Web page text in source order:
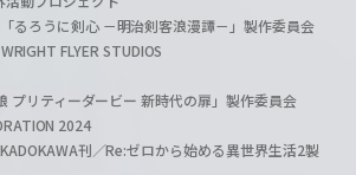
るろうに剣心 －明治剣客浪漫譚－」製作委員会
FLYER STUDIOS
プリティーダービー 新時代の扉」製作委員会
2024
刊／Re:ゼロから始める異世界生活2製